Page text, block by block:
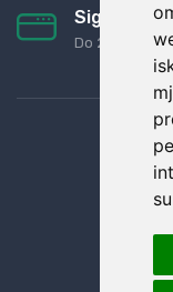
Sigurno
Do 24 rata